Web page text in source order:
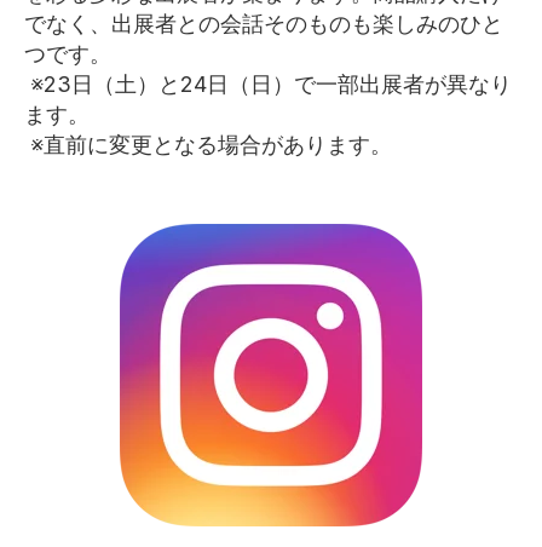
でなく、出展者との会話そのものも楽しみのひと
つです。
※23日（土）と24日（日）で一部出展者が異なり
ます。
※直前に変更となる場合があります。